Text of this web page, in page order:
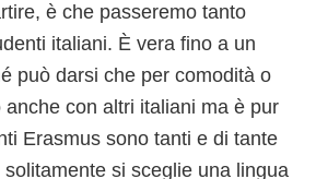
è che passeremo tanto
italiani. È vera fino a un
può darsi che per comodità o
con altri italiani ma è pur
Erasmus sono tanti e di tante
si sceglie una lingua